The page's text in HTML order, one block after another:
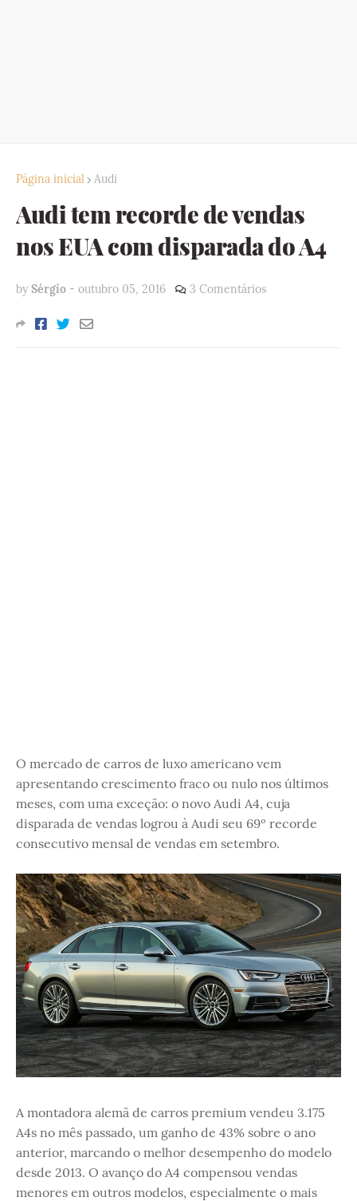
Página inicial Audi
Audi tem recorde de vendas
nos EUA com disparada do A4
by Sérgio - outubro 05, 2016 3 Comentários
O mercado de carros de luxo americano vem
apresentando crescimento fraco ou nulo nos últimos
meses, com uma exceção: o novo Audi A4, cuja
disparada de vendas logrou à Audi seu 69º recorde
consecutivo mensal de vendas em setembro.
A montadora alemã de carros premium vendeu 3.175
A4s no mês passado, um ganho de 43% sobre o ano
anterior, marcando o melhor desempenho do modelo
desde 2013. O avanço do A4 compensou vendas
menores em outros modelos, especialmente o mais